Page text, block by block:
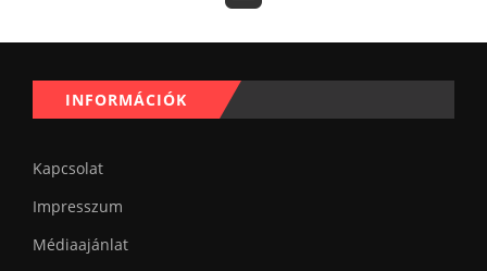
INFORMÁCIÓK
Kapcsolat
Impresszum
Médiaajánlat